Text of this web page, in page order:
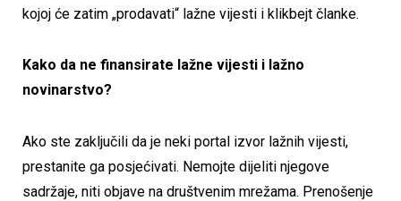
kojoj će zatim „prodavati“ lažne vijesti i klikbejt članke.
Kako da ne finansirate lažne vijesti i lažno
novinarstvo?
Ako ste zaključili da je neki portal izvor lažnih vijesti,
prestanite ga posjećivati. Nemojte dijeliti njegove
sadržaje, niti objave na društvenim mrežama. Prenošenje